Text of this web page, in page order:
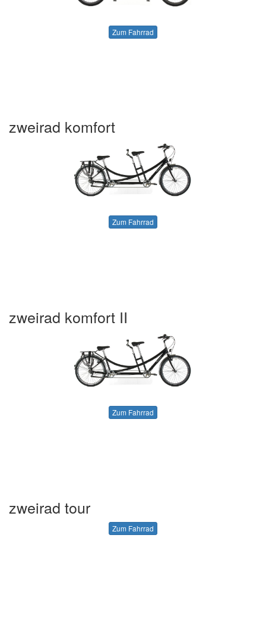
Zum Fahrrad
zweirad komfort
Zum Fahrrad
zweirad komfort II
Zum Fahrrad
zweirad tour
Zum Fahrrad